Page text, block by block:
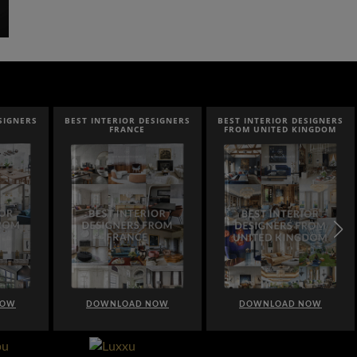
BEST INTERIOR DESIGNERS
FRANCE
DOWNLOAD NOW
BEST INTERIOR DESIGNERS
FROM UNITED KINGDOM
DOWNLOAD NOW